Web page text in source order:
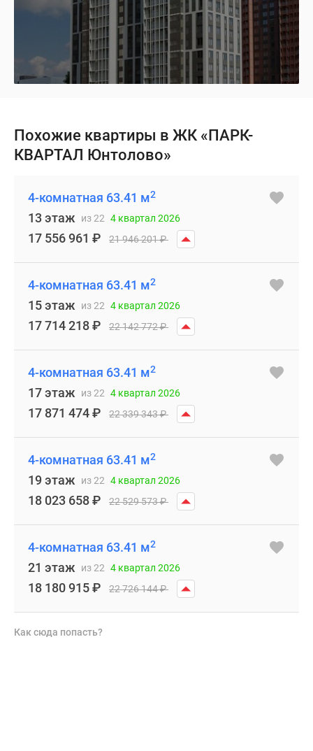
Похожие квартиры в ЖК «ПАРК-
КВАРТАЛ Юнтолово»
4-комнатная 63.41 м2
13 этаж из 22 4 квартал 2026
17 556 961 ₽ 21 946 201₽
4-комнатная 63.41 м2
15 этаж из 22 4 квартал 2026
17 714 218₽ 22 142 772₽
4-комнатная 63.41 м2
17 этаж из 22 4 квартал 2026
17 871 474₽ 22 339 343₽
4-комнатная 63.41 м2
19 этаж из 22 4 квартал 2026
18 023 658₽ 22 529 573₽
4-комнатная 63.41 м2
21 этаж из 22 4 квартал 2026
18 180 915₽ 22 726 144₽
Как сюда попасть?